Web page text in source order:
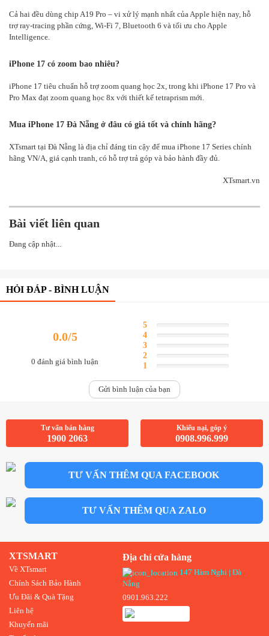
Cả hai đều dùng chip A19 Pro – vi xử lý mạnh nhất của Apple hiện nay, hỗ
trợ ray-tracing phần cứng, Wi-Fi 7, Bluetooth 6 và tối ưu cho Apple
Intelligence.
iPhone 17 có zoom bao nhiêu?
iPhone 17 tiêu chuẩn hỗ trợ zoom quang học 2x, trong khi iPhone 17 Pro và
Pro Max đạt zoom quang học 8x với thiết kế tetraprism mới.
Mua iPhone 17 Đà Nẵng ở đâu có giá tốt và chính hãng?
XTsmart tại Đà Nẵng là địa chỉ đáng tin cậy để mua iPhone 17 Series chính
hãng VN/A, giá cạnh tranh, có hỗ trợ trả góp và bảo hành đầy đủ.
XTsmart.vn
Bài viết liên quan
Đang cập nhật...
HỎI ĐÁP - BÌNH LUẬN
0.0/5
0 đánh giá bình luận
5
4
3
2
1
Gửi bình luận của bạn
Tư vấn bán hàng
1900 2063
Khiếu nại, góp ý
0908.996.999
TƯ VẤN THÊM QUA FACEBOOK
TƯ VẤN THÊM QUA ZALO
XTSMART
Về XTsmart
Chính Sách Bảo Hành
Ưu Đãi & Quà Tặng
Liên hệ
Khuyến mãi
Địa chỉ cửa hàng
147 Hàm Nghi | Đà
Nẵng
0901.963.222